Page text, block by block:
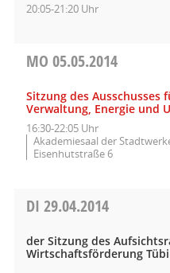
20:05-21:20 Uhr
MO 05.05.2014
Sitzung des Ausschusses
Verwaltung, Energie und
16:30-22:05 Uhr
Akademiesaal der
Eisenhutstraße 6
DI 29.04.2014
der Sitzung des
Wirtschaftsförderung